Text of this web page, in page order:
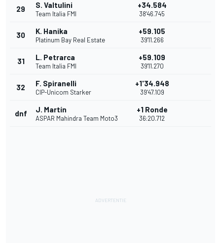
29 S. Valtulini
Team Italia FMI
+34.584
38'46.745
30 K. Hanika
Platinum Bay Real Estate
+59.105
39'11.266
31 L. Petrarca
Team Italia FMI
+59.109
39'11.270
32 F. Spiranelli
CIP-Unicom Starker
+1'34.948
39'47.109
dnf J. Martín
ASPAR Mahindra Team Moto3
+1 Ronde
36:20.712